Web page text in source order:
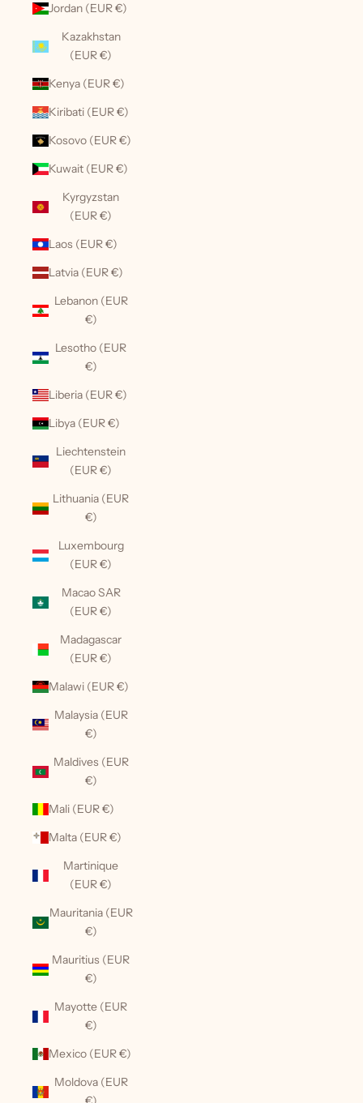
Jordan (EUR €)
Kazakhstan
(EUR €)
Kenya (EUR €)
Kiribati (EUR €)
Kosovo (EUR €)
Kuwait (EUR €)
Kyrgyzstan
(EUR €)
Laos (EUR €)
Latvia (EUR €)
Lebanon (EUR
€)
Lesotho (EUR
€)
Liberia (EUR €)
Libya (EUR €)
Liechtenstein
(EUR €)
Lithuania (EUR
€)
Luxembourg
(EUR €)
Macao SAR
(EUR €)
Madagascar
(EUR €)
Malawi (EUR €)
Malaysia (EUR
€)
Maldives (EUR
€)
Mali (EUR €)
Malta (EUR €)
Martinique
(EUR €)
Mauritania (EUR
€)
Mauritius (EUR
€)
Mayotte (EUR
€)
Mexico (EUR €)
Moldova (EUR